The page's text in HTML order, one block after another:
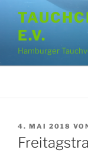
Inhalt
springen
E.V.
Hamburger
AM
4. MAI 2018